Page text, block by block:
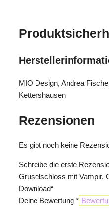
MIO Design, Andrea
Kettershausen
Rezensionen
Es gibt noch keine
Schreibe die erste
Gruselschloss mit Vampir,
Download“
Deine Bewertung *